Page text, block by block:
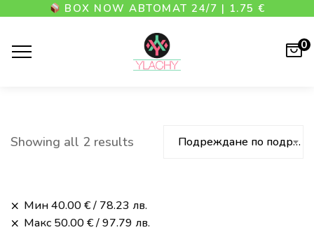
BOX NOW АВТОМАТ 24/7 | 1.75 €
0
Showing all 2 results Подреждане по подразбиране
Мин40.00€/ 78.23 лв.
Макс 50.00€/ 97.79 лв.